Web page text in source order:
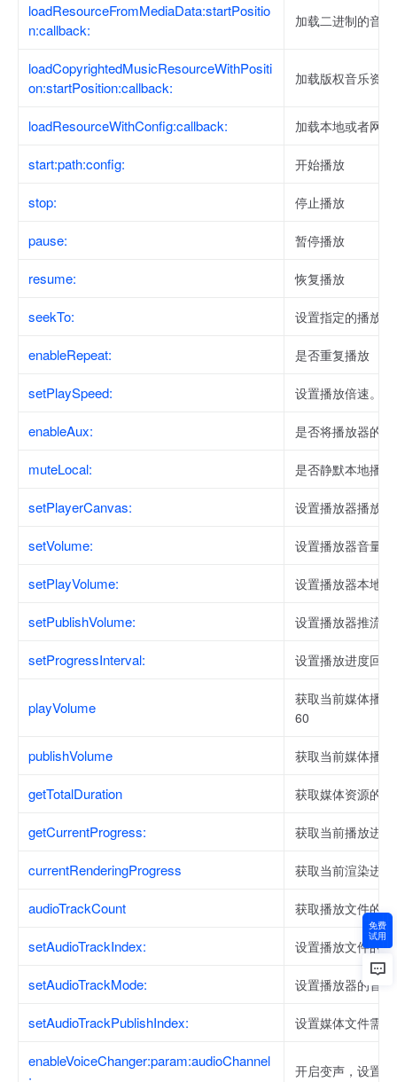
loadResourceFromMediaData:startPositio
n:callback:
加载二进制的音
loadCopyrightedMusicResourceWithPositi
on:startPosition:callback:
加载版权音乐资
loadResourceWithConfig:callback: 加载本地或者网
start:path:config: 开始播放
stop: 停止播放
pause: 暂停播放
resume: 恢复播放
seekTo: 设置指定的播放
enableRepeat: 是否重复播放
setPlaySpeed: 设置播放倍速。
enableAux: 是否将播放器的
muteLocal: 是否静默本地播放
setPlayerCanvas: 设置播放器播放
setVolume: 设置播放器音量
setPlayVolume: 设置播放器本地
setPublishVolume: 设置播放器推流
setProgressInterval: 设置播放进度回
playVolume
获取当前媒体播
60
publishVolume 获取当前媒体播
getTotalDuration 获取媒体资源的
getCurrentProgress: 获取当前播放进度
currentRenderingProgress 获取当前渲染进度
audioTrackCount 获取播放文件的
setAudioTrackIndex: 设置播放文件的
setAudioTrackMode: 设置播放器的音
setAudioTrackPublishIndex: 设置媒体文件需
enableVoiceChanger:param:audioChannel
开启变声，设置
免费
试用